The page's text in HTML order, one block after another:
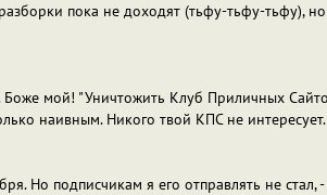
пока не доходят (тьфу-тьфу-тьфу),
Боже мой! "Уничтожить Клуб Приличных
наивным. Никого твой КПС не
Но подписчикам я его отправлять не